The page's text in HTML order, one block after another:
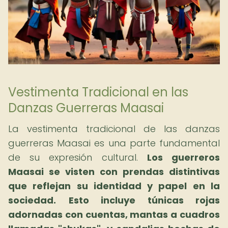
Vestimenta Tradicional en las
Danzas Guerreras Maasai
La vestimenta tradicional de las danzas
guerreras Maasai es una parte fundamental
de su expresión cultural. Los guerreros
Maasai se visten con prendas distintivas
que reflejan su identidad y papel en la
sociedad.
Esto incluye túnicas rojas
adornadas con cuentas, mantas a cuadros